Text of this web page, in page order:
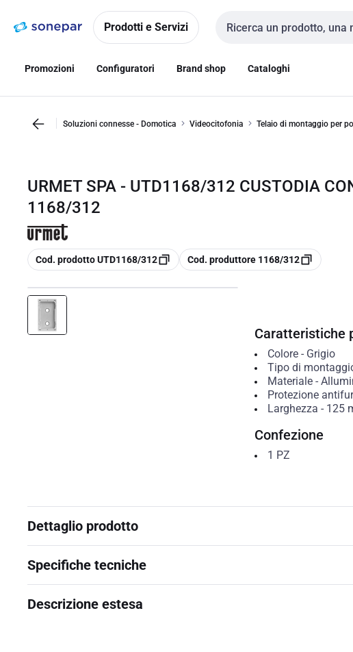
navigazionealla
Prodotti e Servizi
Cerca input
Promozioni Configuratori Brand shop Cataloghi
Soluzioni connesse - Domotica Videocitofonia Telaio di montaggio per
URMET SPA - UTD1168/312 CUSTODIA
1168/312
copia
Cod. prodotto UTD1168/312 copia
Cod. produttore 1168/312
Caratteristiche
Colore- Grigio
Tipo di
Materiale-
Protezione
Larghezza - 125
Confezione
1 PZ
Dettaglio prodotto
Specifiche tecniche
Descrizione estesa